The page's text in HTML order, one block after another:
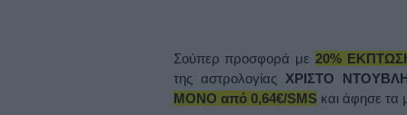
Σούπερ προσφορά με20%
της αστρολογίας ΧΡΙΣΤΟ
ΜΟΝΟ από 0,64€/SMSκαι άφησε τα